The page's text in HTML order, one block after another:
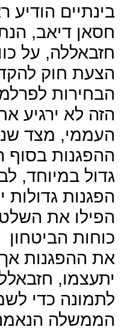
בינתיים
חסאן דיאב,
חזבאללה, על
הצעת חוק
הבחירות
הזה לא ירגיע
העממי, מצד
ההפגנות בסוף
גדול במיוחד,
הפגנות גדולות
הפילו את
כוחות הביטחון
את ההפגנות
יתעצמו,
לתמונה כדי
הממשלה